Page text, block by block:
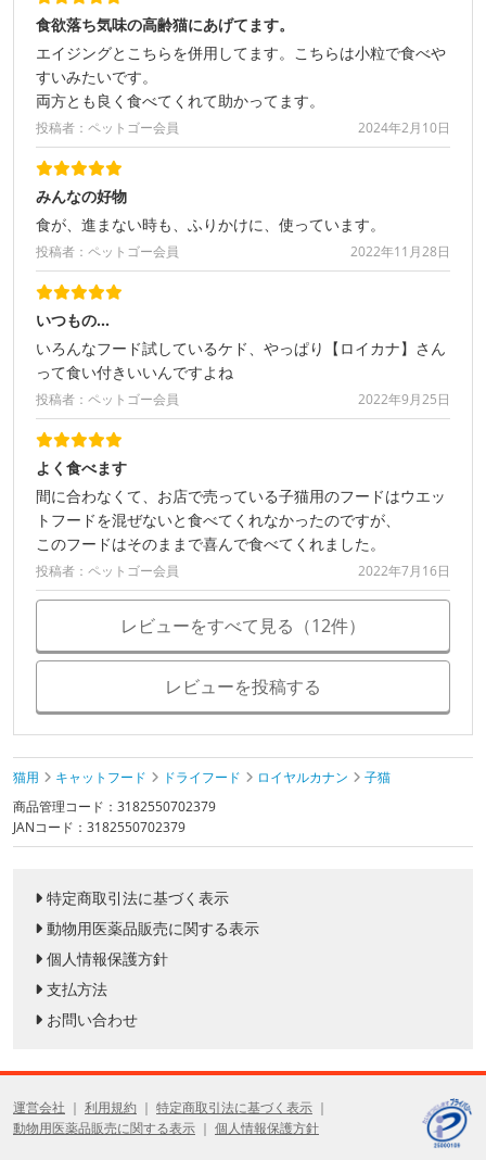
食欲落ち気味の高齢猫にあげてます。
エイジングとこちらを併用してます。こちらは小粒で食べや
すいみたいです。
両方とも良く食べてくれて助かってます。
投稿者：ペットゴー会員 2024年2月10日
みんなの好物
食が、進まない時も、ふりかけに、使っています。
投稿者：ペットゴー会員 2022年11月28日
いつもの…
いろんなフード試しているケド、やっぱり【ロイカナ】さん
って食い付きいいんですよね
投稿者：ペットゴー会員 2022年9月25日
よく食べます
間に合わなくて、お店で売っている子猫用のフードはウエッ
トフードを混ぜないと食べてくれなかったのですが、
このフードはそのままで喜んで食べてくれました。
投稿者：ペットゴー会員 2022年7月16日
レビューをすべて見る（12件）
レビューを投稿する
猫用 キャットフード ドライフード ロイヤルカナン
子猫
商品管理コード：3182550702379
JANコード：3182550702379
特定商取引法に基づく表示
動物用医薬品販売に関する表示
個人情報保護方針
支払方法
お問い合わせ
運営会社 利用規約
特定商取引法に基づく表示
動物用医薬品販売に関する表示
個人情報保護方針